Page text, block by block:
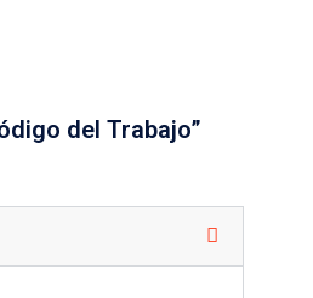
del Trabajo”